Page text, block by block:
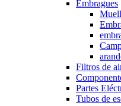
Embragues
Filtros de
Partes
Tubos de